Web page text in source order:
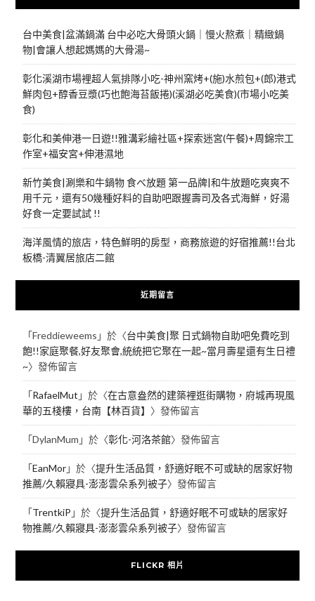
台中美食|盆滿鍋滿 台中必吃大骨頭火鍋｜慢火熬煮｜精緻鍋
物|會讓人想起媽媽的大骨湯~
彰化溪湖市場裡超人氣排隊小吃-神州窯烤+(施)水煎包+(郎)港式
鮮肉包+醇香豆漿(巧也飽海苔飯捲)(溪湖必吃美食)(市場小吃美
食)
彰化和美伸港一日遊!!雅溝彩繪社區+探索迷宮(午餐)+周錦宗工
作室+福安宮+伸港濕地
新竹美食|涮樂和牛鍋物 食べ放題 第一品牌|和牛放題吃爽爽不
用千元，還有50幾種好料的自助吧跟握壽司及各式海鮮，好湯
好食一定要試試 !!
海洋風情的旅店，特色鮮明的房型，商務旅遊的好宿推薦!!台北
板橋-清翼居旅店二館
近期留言
「Freddieweems 」於〈台中美食|聚 日式鍋物自助吧免費吃到
飽!!家庭聚餐,好友聚會,統統把它聚在一起~當月壽星還有生日禮
~〉發佈留言
「RafaelMut 」於〈在古意盎然的建築裡逛街購物，府城再現風
華的五棧樓，台南【林百貨】 〉發佈留言
「DylanMum 」於〈彰化-河洛茶館〉發佈留言
「EanMor」於〈提升生活品質，舒適好眠不可或缺的居家好物
推薦/久賴寢具-澎澎雲朵系列被子〉發佈留言
「TrentkiP 」於〈提升生活品質，舒適好眠不可或缺的居家好
物推薦/久賴寢具-澎澎雲朵系列被子〉發佈留言
FLICKR 相片